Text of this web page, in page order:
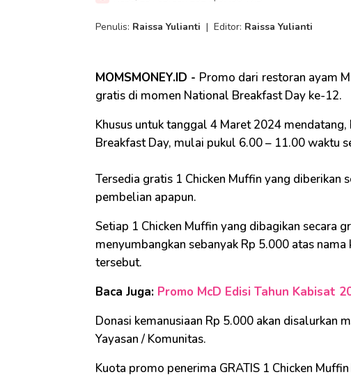
Penulis: Raissa Yulianti | Editor: Raissa Yulianti
MOMSMONEY.ID - Promo dari restoran ayam
gratis di momen National Breakfast Day ke-12.
Khusus untuk tanggal 4 Maret 2024
Breakfast Day, mulai pukul 6.00 – 11.00 waktu
Tersedia gratis 1 Chicken Muffin yang diberikan
pembelian apapun.
Setiap 1 Chicken Muffin yang dibagikan secara
menyumbangkan sebanyak Rp 5.000 atas
tersebut.
Baca Juga: Promo McD Edisi Tahun Kabisat
Donasi kemanusiaan Rp 5.000 akan disalurkan
Yayasan / Komunitas.
Kuota promo penerima GRATIS 1 Chicken